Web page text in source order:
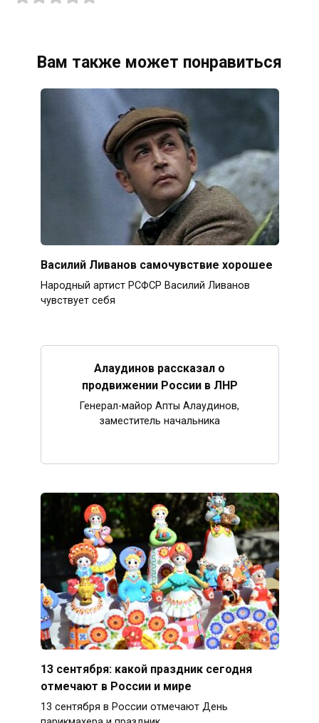
Вам также может понравиться
Василий Ливанов самочувствие хорошее
Народный артист РСФСР Василий Ливанов
чувствует себя
Алаудинов рассказал о
продвижении России в ЛНР
Генерал-майор Апты Алаудинов,
заместитель начальника
13 сентября: какой праздник сегодня
отмечают в России и мире
13 сентября в России отмечают День